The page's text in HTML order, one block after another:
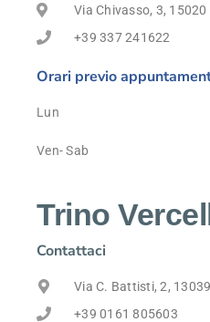
Via Chivasso, 3,
+39 337 241622
Orari previo
Lun
Ven- Sab
Trino
Contattaci
Via C. Battisti, 2,
+39 0161 805603